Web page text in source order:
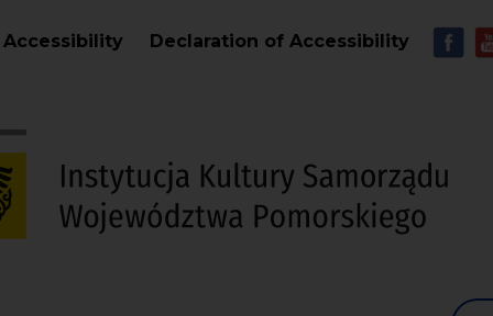
Accessibility Declaration of Accessibility